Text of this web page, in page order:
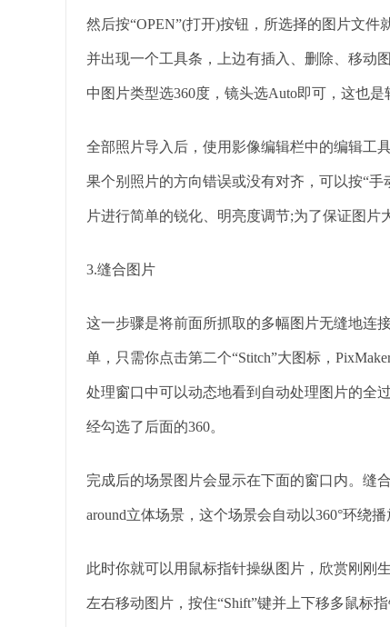
然后按“OPEN”(打开)按钮，所选择的图片文件
并出现一个工具条，上边有插入、删除、移动
中图片类型选360度，镜头选Auto即可，这也是
全部照片导入后，使用影像编辑栏中的编辑工
果个别照片的方向错误或没有对齐，可以按“
片进行简单的锐化、明亮度调节;为了保证图片
3.缝合图片
这一步骤是将前面所抓取的多幅图片无缝地连
单，只需你点击第二个“Stitch”大图标，
处理窗口中可以动态地看到自动处理图片的全
经勾选了后面的360。
完成后的场景图片会显示在下面的窗口内。缝
around立体场景，这个场景会自动以360°环绕
此时你就可以用鼠标指针操纵图片，欣赏刚刚
左右移动图片，按住“Shift”键并上下移多鼠标